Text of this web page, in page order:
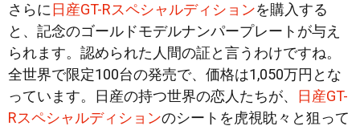
さらに日産GT-Rスペシャルディションを購入する
と、記念のゴールドモデルナンパープレートが与え
られます。認められた人間の証と言うわけですね。
全世界で限定100台の発売で、価格は1,050万円とな
っています。日産の持つ世界の恋人たちが、
日産GT-
Rスペシャルディションのシートを虎視眈々と狙って